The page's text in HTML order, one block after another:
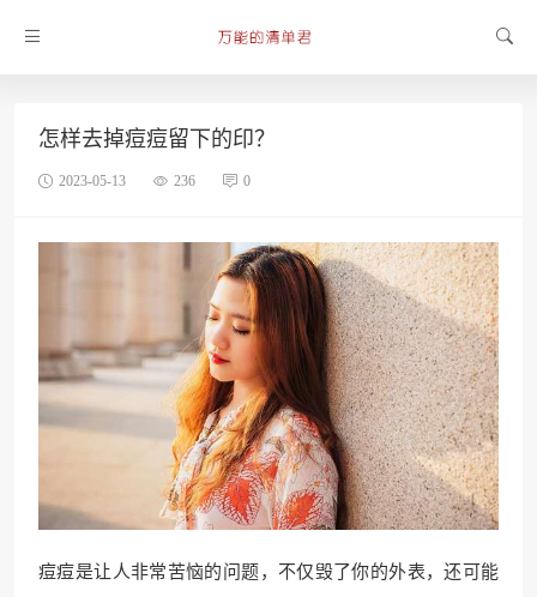
怎样去掉痘痘留下的印？
2023-05-13 236 0
痘痘是让人非常苦恼的问题，不仅毁了你的外表，还可能